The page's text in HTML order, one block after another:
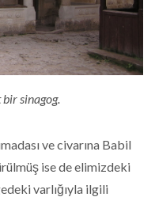
sinagog.
ve civarına Babil
ise de elimizdeki
varlığıyla ilgili